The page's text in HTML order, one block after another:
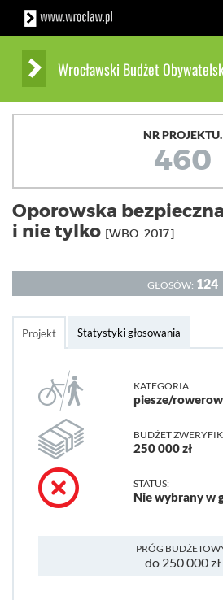
Wrocławski Budżet
NR PROJEKTU.
460
Oporowska
i nie tylko [WBO. 2017]
GŁOSÓW: 124
Projekt Statystyki głosowania
KATEGORIA:
piesze/
BUDŻET
250 000 zł
STATUS:
Nie wybrany w
PRÓG
do 250 000 zł